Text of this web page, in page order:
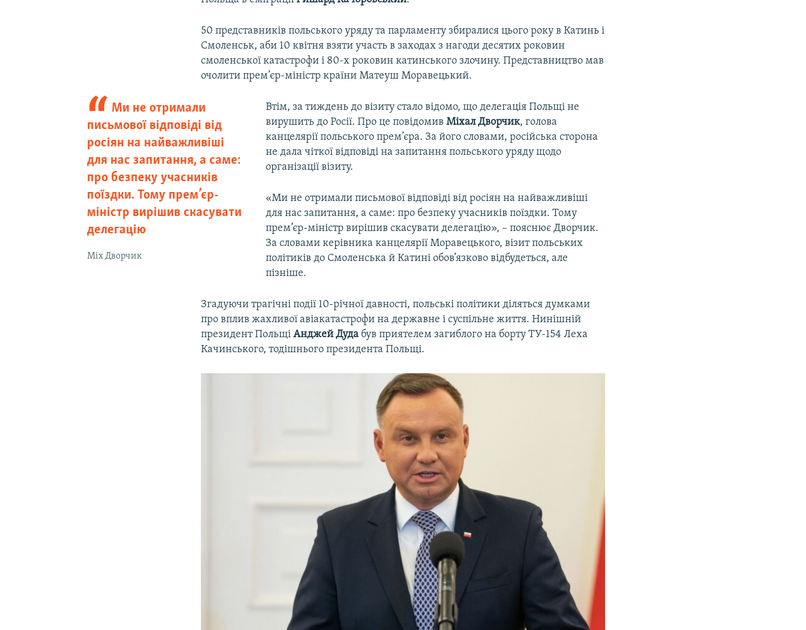
50 представників польського уряду та парламенту збиралися цього року в Катинь і
Смоленськ, аби 10 квітня взяти участь в заходах з нагоди десятих роковин
смоленської катастрофи і 80-х роковин катинського злочину. Представництво мав
очолити прем’єр-міністр країни Матеуш Моравецький.
Ми не отримали
письмової відповіді від
росіян на найважливіші
для нас запитання, а саме:
про безпеку учасників
поїздки. Тому прем’єр-
міністр вирішив скасувати
делегацію
Міх Дворчик
Втім, за тиждень до візиту стало відомо, що делегація Польщі не
вирушить до Росії. Про це повідомив Міхал Дворчик, голова
канцелярії польського прем’єра. За його словами, російська сторона
не дала чіткої відповіді на запитання польського уряду щодо
організації візиту.
«Ми не отримали письмової відповіді від росіян на найважливіші
для нас запитання, а саме: про безпеку учасників поїздки. Тому
прем’єр-міністр вирішив скасувати делегацію», – пояснює Дворчик.
За словами керівника канцелярії Моравецького, візит польських
політиків до Смоленська й Катині обов’язково відбудеться, але
пізніше.
Згадуючи трагічні події 10-річної давності, польські політики діляться думками
про вплив жахливої авіакатастрофи на державне і суспільне життя. Нинішній
президент ПольщіАнджей Дуда був приятелем загиблого на борту ТУ-154 Леха
Качинського, тодішнього президента Польщі.